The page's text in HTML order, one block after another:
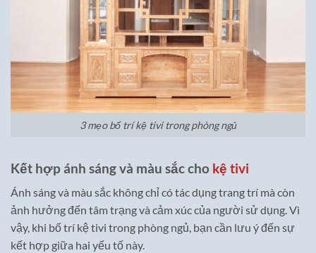
3 mẹo bố trí kệ tivi trong phòng ngủ
Kết hợp ánh sáng và màu sắc cho kệ tivi
Ánh sáng và màu sắc không chỉ có tác dụng trang trí mà còn
ảnh hưởng đến tâm trạng và cảm xúc của người sử dụng. Vì
vậy, khi bố trí kệ tivi trong phòng ngủ, bạn cần lưu ý đến sự
kết hợp giữa hai yếu tố này.